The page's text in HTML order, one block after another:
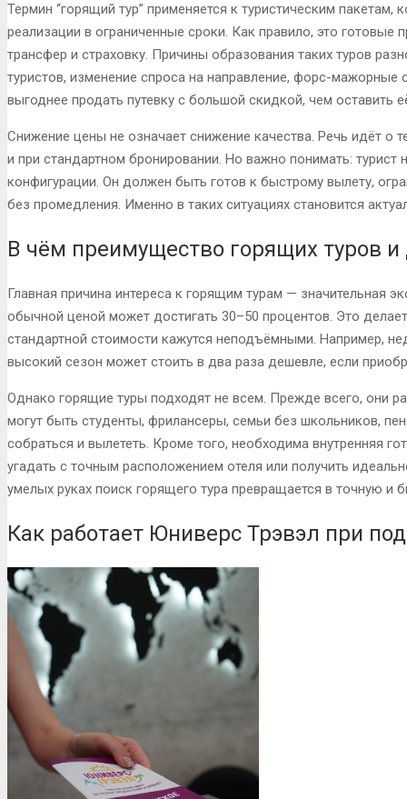
Термин “горящий тур” применяется к туристическим
реализации в ограниченные сроки. Как правило, это
трансфер и страховку. Причины образования таких туров
туристов, изменение спроса на направление, форс-мажорные
выгоднее продать путевку с большой скидкой, чем оставить
Снижение цены не означает снижение качества. Речь идёт о
и при стандартном бронировании. Но важно понимать:
конфигурации. Он должен быть готов к быстрому вылету,
без промедления. Именно в таких ситуациях становится
В чём преимущество горящих туров и
Главная причина интереса к горящим турам — значительная
обычной ценой может достигать 30–50 процентов. Это
стандартной стоимости кажутся неподъёмными. Например,
высокий сезон может стоить в два раза дешевле, если
Однако горящие туры подходят не всем. Прежде всего, они
могут быть студенты, фрилансеры, семьи без школьников,
собраться и вылететь. Кроме того, необходима внутренняя
угадать с точным расположением отеля или получить
умелых руках поиск горящего тура превращается в точную
Как работает Юниверс Трэвэл при